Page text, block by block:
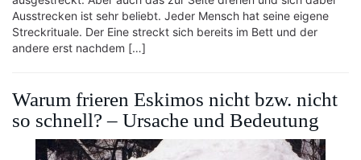
Ausstrecken ist sehr beliebt. Jeder Mensch hat seine eigene
Streckrituale. Der Eine streckt sich bereits im Bett und der
andere erst nachdem […]
Warum frieren Eskimos nicht bzw. nicht
so schnell? – Ursache und Bedeutung